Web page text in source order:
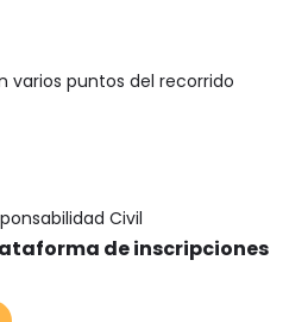
varios puntos del recorrido
Civil
de inscripciones